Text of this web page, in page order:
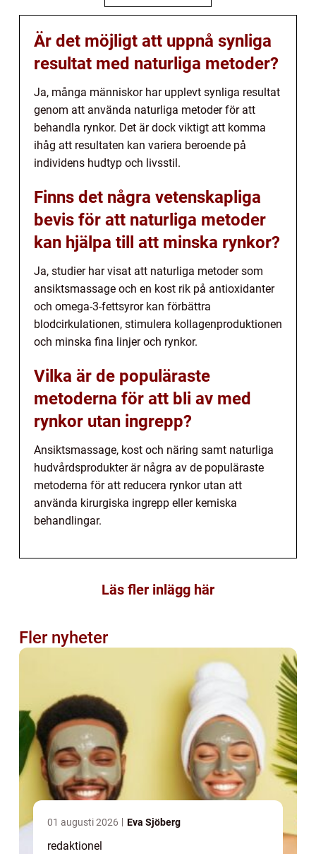
Är det möjligt att uppnå synliga
resultat med naturliga metoder?
Ja, många människor har upplevt synliga resultat
genom att använda naturliga metoder för att
behandla rynkor. Det är dock viktigt att komma
ihåg att resultaten kan variera beroende på
individens hudtyp och livsstil.
Finns det några vetenskapliga
bevis för att naturliga metoder
kan hjälpa till att minska rynkor?
Ja, studier har visat att naturliga metoder som
ansiktsmassage och en kost rik på antioxidanter
och omega-3-fettsyror kan förbättra
blodcirkulationen, stimulera kollagenproduktionen
och minska fina linjer och rynkor.
Vilka är de populäraste
metoderna för att bli av med
rynkor utan ingrepp?
Ansiktsmassage, kost och näring samt naturliga
hudvårdsprodukter är några av de populäraste
metoderna för att reducera rynkor utan att
använda kirurgiska ingrepp eller kemiska
behandlingar.
Läs fler inlägg här
Fler nyheter
01 augusti 2026 Eva Sjöberg
redaktionel